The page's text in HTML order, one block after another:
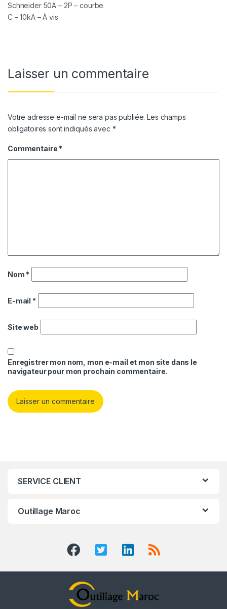
Schneider 50A – 2P – courbe
C – 10kA – À vis
Laisser un commentaire
Votre adresse e-mail ne sera pas publiée. Les champs
obligatoires sont indiqués avec *
Commentaire *
Nom *
E-mail *
Site web
Enregistrer mon nom, mon e-mail et mon site dans le
navigateur pour mon prochain commentaire.
SERVICE CLIENT
Outillage Maroc